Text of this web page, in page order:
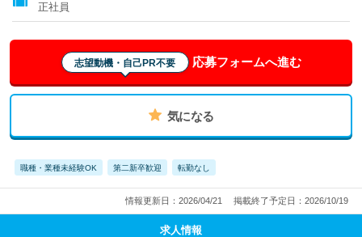
正社員
志望動機・自己PR不要 応募フォームへ進む
気になる
職種・業種未経験OK 第二新卒歓迎 転勤なし
情報更新日：2026/04/21 掲載終了予定日：2026/10/19
求人情報